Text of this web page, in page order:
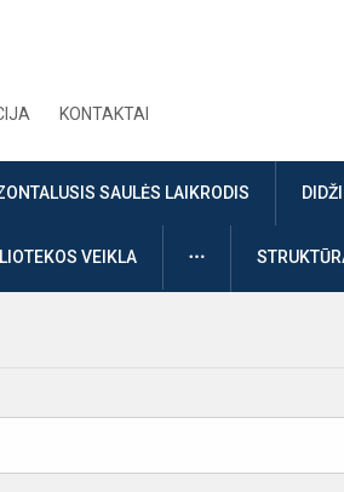
KONTAKTAI
SAULĖS LAIKRODIS
VEIKLA DAUGIAU